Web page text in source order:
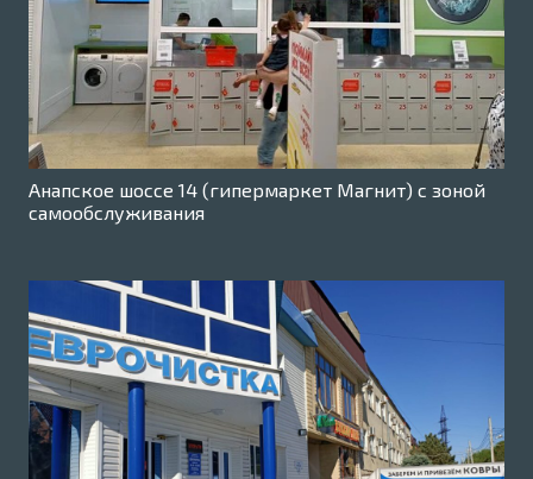
Анапское шоссе 14 (гипермаркет Магнит) с зоной
самообслуживания